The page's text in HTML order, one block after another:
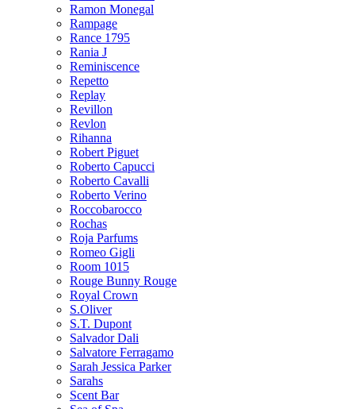
Ramon Monegal
Rampage
Rance 1795
Rania J
Reminiscence
Repetto
Replay
Revillon
Revlon
Rihanna
Robert Piguet
Roberto Capucci
Roberto Cavalli
Roberto Verino
Roccobarocco
Rochas
Roja Parfums
Romeo Gigli
Room 1015
Rouge Bunny Rouge
Royal Crown
S.Oliver
S.T. Dupont
Salvador Dali
Salvatore Ferragamo
Sarah Jessica Parker
Sarahs
Scent Bar